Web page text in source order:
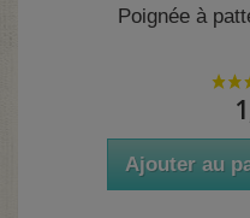
Poignée à
Ajouter au